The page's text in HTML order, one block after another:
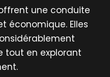
une conduite
économique. Elles
tout en explorant